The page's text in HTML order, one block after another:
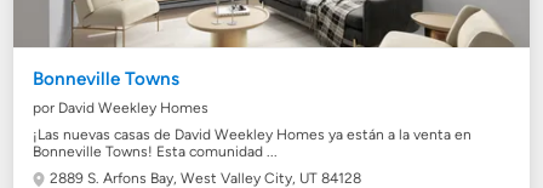
Bonneville Towns
por David Weekley Homes
¡Las nuevas casas de David Weekley Homes ya están a la venta en
Bonneville Towns! Esta comunidad ...
2889 S. Arfons Bay,West Valley City, UT 84128